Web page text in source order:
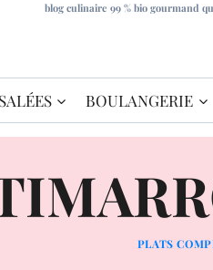
blog culinaire 99 % bio gourmand
BOULANGERIE
PLATS